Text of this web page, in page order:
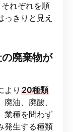
れぞれを順
きりと見え
廃棄物が
より 20種類
油、廃酸、
業種を問わず
発生する種類